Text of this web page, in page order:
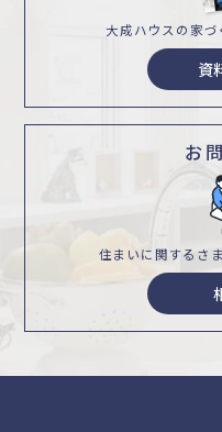
大成ハウスの家づ
資
お
住まいに関するさ